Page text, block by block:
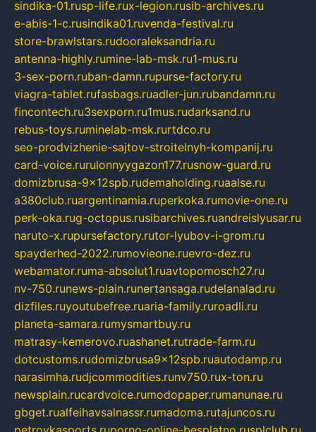
sindika-01.rusp-life.rux-legion.rusib-archives.ru
e-abis-1-c.rusindika01.ruvenda-festival.ru
store-brawlstars.rudooraleksandria.ru
antenna-highly.rumine-lab-msk.ru1-mus.ru
3-sex-porn.ruban-damn.rupurse-factory.ru
viagra-tablet.rufasbags.ruadler-jun.rubandamn.ru
fincontech.ru3sexporn.ru1mus.rudarksand.ru
rebus-toys.ruminelab-msk.rurtdco.ru
seo-prodvizhenie-sajtov-stroitelnyh-kompanij.ru
card-voice.rurulonnyygazon177.rusnow-guard.ru
domizbrusa-9x12spb.rudemaholding.ruaalse.ru
a380club.ruargentinamia.ruperkoka.rumovie-one.ru
perk-oka.rug-octopus.rusibarchives.ruandreislyusar.ru
naruto-x.rupursefactory.rutor-lyubov-i-grom.ru
spayderhed-2022.rumovieone.ruevro-dez.ru
webamator.ruma-absolut1.ruavtopomosch27.ru
nv-750.runews-plain.runertansaga.rudelanalad.ru
dizfiles.ruyoutubefree.ruaria-family.ruroadli.ru
planeta-samara.rumysmartbuy.ru
matrasy-kemerovo.ruashanet.rutrade-farm.ru
dotcustoms.rudomizbrusa9x12spb.ruautodamp.ru
narasimha.rudjcommodities.runv750.rux-ton.ru
newsplain.rucardvoice.rumodopaper.rumanunae.ru
gbget.rualfeihavsalnassr.rumadoma.rutajuncos.ru